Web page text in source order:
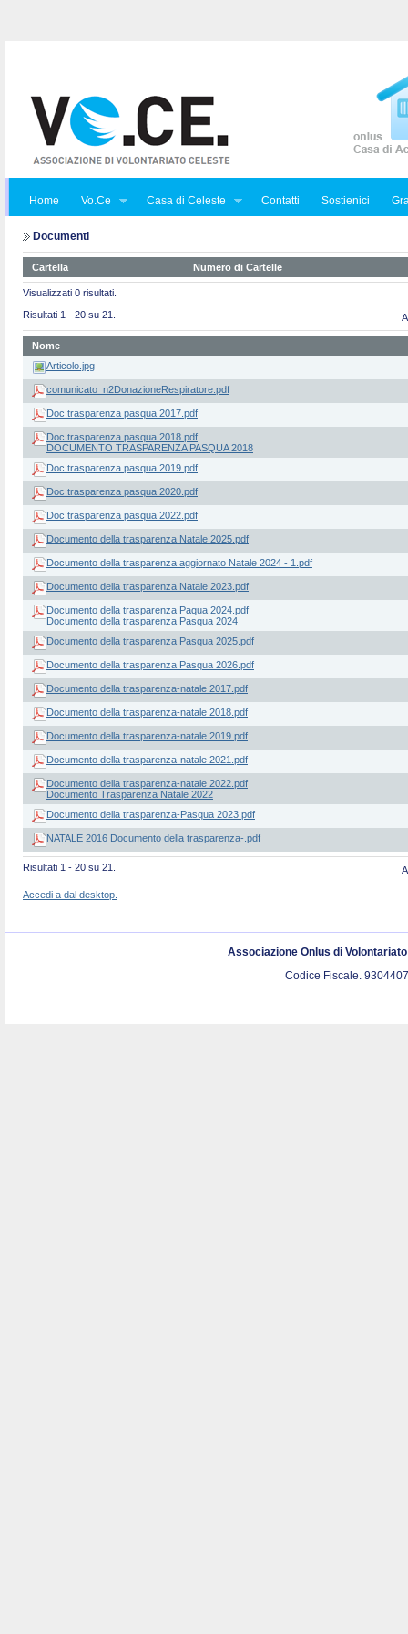
Home Vo.Ce Casa di Celeste Contatti Sostienici
Documenti
Cartella Numero di Cartelle
Visualizzati 0 risultati.
Risultati 1 - 20 su 21.
Nome
Articolo.jpg
comunicato_n2DonazioneRespiratore.pdf
Doc.trasparenza pasqua 2017.pdf
Doc.trasparenza pasqua 2018.pdf
DOCUMENTO TRASPARENZA PASQUA 2018
Doc.trasparenza pasqua 2019.pdf
Doc.trasparenza pasqua 2020.pdf
Doc.trasparenza pasqua 2022.pdf
Documento della trasparenza Natale 2025.pdf
Documento della trasparenza aggiornato Natale 2024 - 1.pdf
Documento della trasparenza Natale 2023.pdf
Documento della trasparenza Paqua 2024.pdf
Documento della trasparenza Pasqua 2024
Documento della trasparenza Pasqua 2025.pdf
Documento della trasparenza Pasqua 2026.pdf
Documento della trasparenza-natale 2017.pdf
Documento della trasparenza-natale 2018.pdf
Documento della trasparenza-natale 2019.pdf
Documento della trasparenza-natale 2021.pdf
Documento della trasparenza-natale 2022.pdf
Documento Trasparenza Natale 2022
Documento della trasparenza-Pasqua 2023.pdf
NATALE 2016 Documento della trasparenza-.pdf
Risultati 1 - 20 su 21.
Accedi a dal desktop.
Associazione Onlus di
Codice Fiscale.